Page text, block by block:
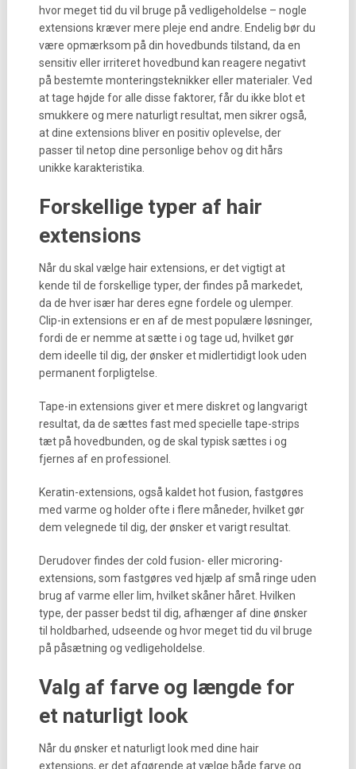
hvor meget tid du vil bruge på vedligeholdelse – nogle
extensions kræver mere pleje end andre. Endelig bør du
være opmærksom på din hovedbunds tilstand, da en
sensitiv eller irriteret hovedbund kan reagere negativt
på bestemte monteringsteknikker eller materialer. Ved
at tage højde for alle disse faktorer, får du ikke blot et
smukkere og mere naturligt resultat, men sikrer også,
at dine extensions bliver en positiv oplevelse, der
passer til netop dine personlige behov og dit hårs
unikke karakteristika.
Forskellige typer af hair
extensions
Når du skal vælge hair extensions, er det vigtigt at
kende til de forskellige typer, der findes på markedet,
da de hver især har deres egne fordele og ulemper.
Clip-in extensions er en af de mest populære løsninger,
fordi de er nemme at sætte i og tage ud, hvilket gør
dem ideelle til dig, der ønsker et midlertidigt look uden
permanent forpligtelse.
Tape-in extensions giver et mere diskret og langvarigt
resultat, da de sættes fast med specielle tape-strips
tæt på hovedbunden, og de skal typisk sættes i og
fjernes af en professionel.
Keratin-extensions, også kaldet hot fusion, fastgøres
med varme og holder ofte i flere måneder, hvilket gør
dem velegnede til dig, der ønsker et varigt resultat.
Derudover findes der cold fusion- eller microring-
extensions, som fastgøres ved hjælp af små ringe uden
brug af varme eller lim, hvilket skåner håret. Hvilken
type, der passer bedst til dig, afhænger af dine ønsker
til holdbarhed, udseende og hvor meget tid du vil bruge
på påsætning og vedligeholdelse.
Valg af farve og længde for
et naturligt look
Når du ønsker et naturligt look med dine hair
extensions, er det afgørende at vælge både farve og